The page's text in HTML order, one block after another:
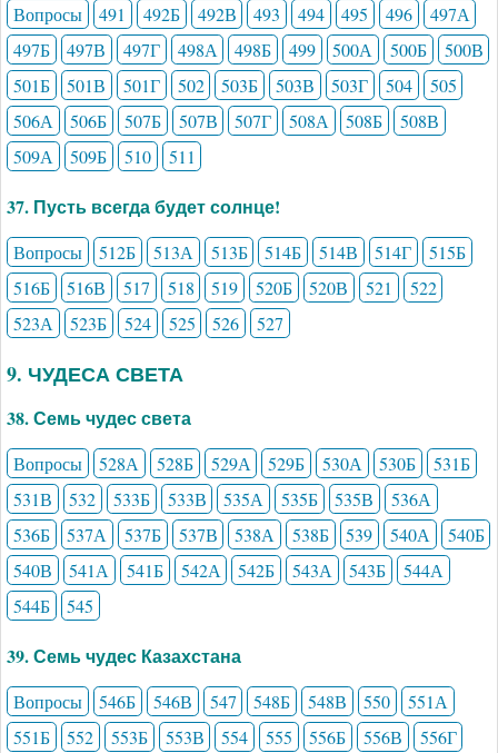
Вопросы 491 492Б 492В 493 494 495 496
497А
497Б
497В 497Г 498А 498Б 499 500А 500Б
500В
501Б
501В 501Г 502 503Б 503В 503Г 504
505
506А
506Б 507Б 507В 507Г 508А 508Б
508В
509А
509Б 510 511
37. Пусть всегда будет солнце!
Вопросы 512Б 513А 513Б 514Б 514В 514Г
515Б
516Б
516В 517 518 519 520Б 520В 521
522
523А
523Б 524 525 526 527
9. ЧУДЕСА СВЕТА
38. Семь чудес света
Вопросы 528А 528Б 529А 529Б 530А 530Б
531Б
531В
532 533Б 533В 535А 535Б 535В
536А
536Б
537А 537Б 537В 538А 538Б 539 540А
540Б
540В
541А 541Б 542А 542Б 543А 543Б
544А
544Б
545
39. Семь чудес Казахстана
Вопросы 546Б 546В 547 548Б 548В 550
551А
551Б
552 553Б 553В 554 555 556Б 556В 556Г